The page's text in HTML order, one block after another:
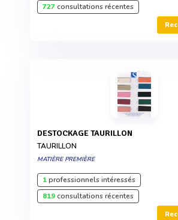
727consultations récentes
DESTOCKAGE TAURILLON
TAURILLON
MATIÈRE PREMIÈRE
1professionnels intéressés
819consultations récentes